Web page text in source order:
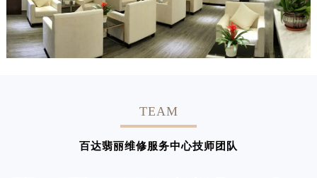
心介绍 联系我们
TEAM
百达翡丽维修服务中心技师团队